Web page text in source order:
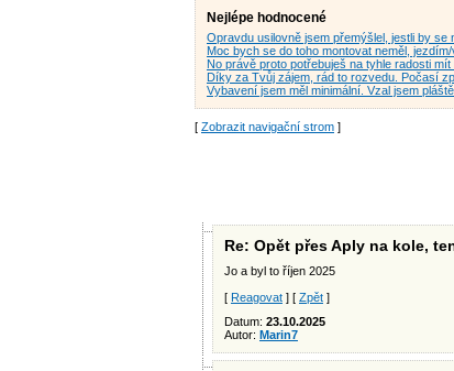
Nejlépe hodnocené
Opravdu usilovně jsem přemýšlel, jestli by se
Moc bych se do toho montovat neměl,
No právě proto potřebuješ na tyhle radosti mít
Díky za Tvůj zájem, rád to rozvedu. Počasí
Vybavení jsem měl minimální. Vzal jsem
[ Zobrazit navigační strom ]
Re: Opět přes Aply na kole,
Jo a byl to říjen 2025
[ Reagovat ] [ Zpět ]
Datum: 23.10.2025
Autor: Marin7